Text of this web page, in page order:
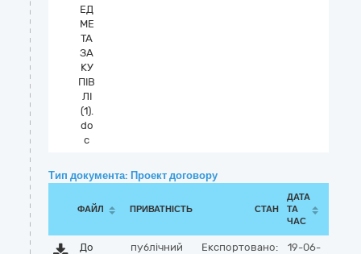
ЕД
МЕ
ТА
ЗА
КУ
ПІВ
ЛІ
(1).
do
c
Тип документа: Проект договору
ФАЙЛ ПРИВАТНІСТЬ СТАН
ДАТА
ТА
ЧАС
До
публічний Експортовано:
19-06-